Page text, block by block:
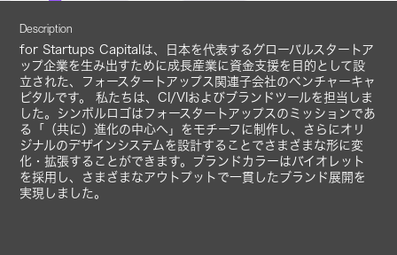
Description
for Startups Capitalは、日本を代表するグローバルスタートア
ップ企業を生み出すために成長産業に資金支援を目的として設
立された、フォースタートアップス関連子会社のベンチャーキャ
ピタルです。 私たちは、CI/VIおよびブランドツールを担当しま
した。シンボルロゴはフォースタートアップスのミッションであ
る「（共に）進化の中心へ」をモチーフに制作し、さらにオリ
ジナルのデザインシステムを設計することでさまざまな形に変
化・拡張することができます。ブランドカラーはバイオレット
を採用し、さまざまなアウトプットで一貫したブランド展開を
実現しました。